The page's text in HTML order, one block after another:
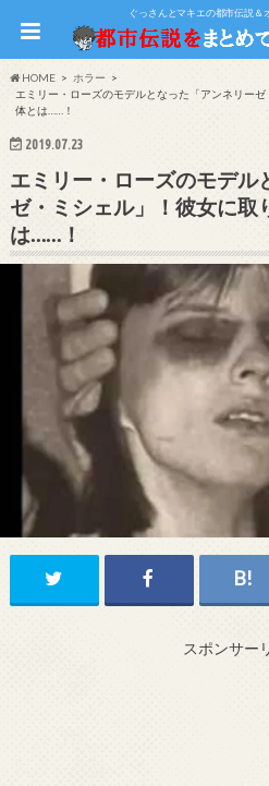
ぐっさんとマキエの都市伝説＆
HOME
ホラー
エミリー・ローズのモデルとなった「アンネリー
体とは……！
2019.07.23
エミリー・ローズのモデル
ゼ・ミシェル」！彼女に取
は……！
スポンサー